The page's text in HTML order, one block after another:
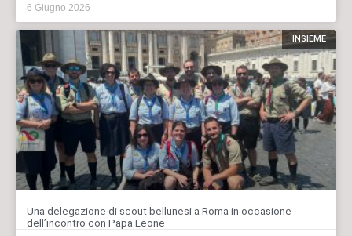
6 Giugno 2026
INSIEME
Una delegazione di scout bellunesi a Roma in occasione
dell’incontro con Papa Leone